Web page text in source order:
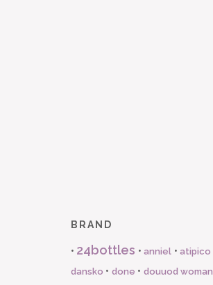
BRAND
• 24bottles •anniel •atipico
dansko • done • douuod woman